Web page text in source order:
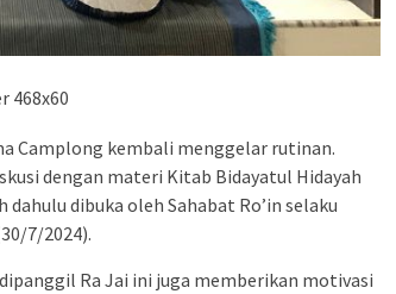
Camplong kembali menggelar rutinan.
dengan materi Kitab Bidayatul Hidayah
dibuka oleh Sahabat Ro’in selaku
7/2024).
Ra Jai ini juga memberikan motivasi